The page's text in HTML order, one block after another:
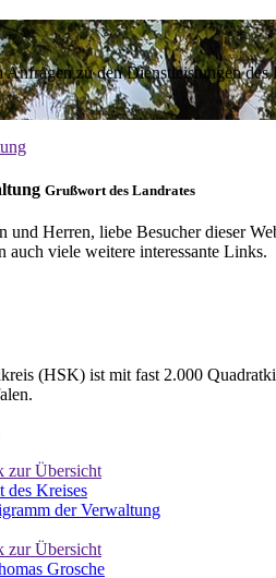
zu den Dienstleistungen
Grußwort des Landrates
und Herren, liebe Besucher dieser
auch viele weitere interessante Links.
(HSK) ist mit fast 2.000
zur Übersicht
des Kreises
der Verwaltung
zur Übersicht
Grosche